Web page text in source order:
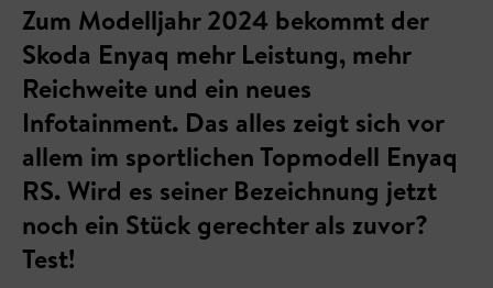
Zum Modelljahr 2024 bekommt der
Skoda Enyaq mehr Leistung, mehr
Reichweite und ein neues
Infotainment. Das alles zeigt sich vor
allem im sportlichen Topmodell Enyaq
RS. Wird es seiner Bezeichnung jetzt
noch ein Stück gerechter als zuvor?
Test!